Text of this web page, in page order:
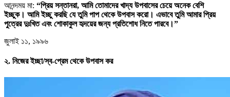
আনন্দময় মা: “প্রিয় সন্তানরা, আমি তোমাদের খাদ্য উপবাসের চেয়ে অনেক বেশি
ইচ্ছুক। আমি ইচ্ছু করছি যে তুমি পাপ থেকে উপবাস করো। এভাবে তুমি আমার প্রিয়
পুত্রের দুঃখিত এবং শোকাকুল হৃদয়ের জন্য প্রতিশোধ নিতে পারবে।”
জুলাই ১১, ১৯৯৬
২. নিজের ইচ্ছা/স্ব-প্রেম থেকে উপবাস কর